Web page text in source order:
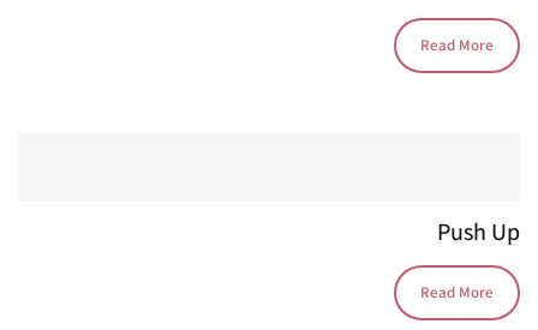
Read More
Push Up
Read More